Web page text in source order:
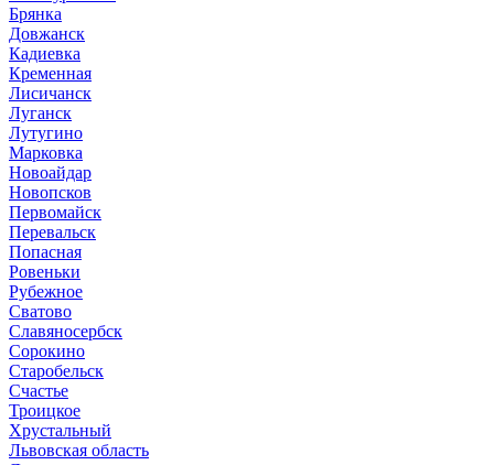
Брянка
Довжанск
Кадиевка
Кременная
Лисичанск
Луганск
Лутугино
Марковка
Новоайдар
Новопсков
Первомайск
Перевальск
Попасная
Ровеньки
Рубежное
Сватово
Славяносербск
Сорокино
Старобельск
Счастье
Троицкое
Хрустальный
Львовская область